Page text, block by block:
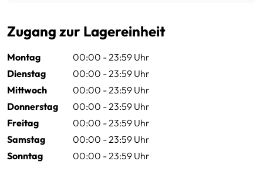
Zugang zur Lagereinheit
Montag
00:00 - 23:59 Uhr
Dienstag
00:00 - 23:59 Uhr
Mittwoch
00:00 - 23:59 Uhr
Donnerstag
00:00 - 23:59 Uhr
Freitag
00:00 - 23:59 Uhr
Samstag
00:00 - 23:59 Uhr
Sonntag
00:00 - 23:59 Uhr